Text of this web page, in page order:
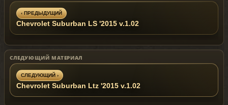
‹ ПРЕДЫДУЩИЙ
Chevrolet Suburban LS '2015 v.1.02
СЛЕДУЮЩИЙ МАТЕРИАЛ
СЛЕДУЮЩИЙ ›
Chevrolet Suburban Ltz '2015 v.1.02